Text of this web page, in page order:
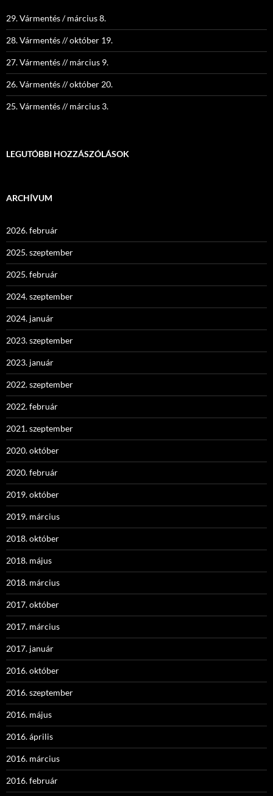
29. Vármentés / március 8.
28. Vármentés // október 19.
27. Vármentés // március 9.
26. Vármentés // október 20.
25. Vármentés // március 3.
LEGUTÓBBI HOZZÁSZÓLÁSOK
ARCHÍVUM
2026. február
2025. szeptember
2025. február
2024. szeptember
2024. január
2023. szeptember
2023. január
2022. szeptember
2022. február
2021. szeptember
2020. október
2020. február
2019. október
2019. március
2018. október
2018. május
2018. március
2017. október
2017. március
2017. január
2016. október
2016. szeptember
2016. május
2016. április
2016. március
2016. február